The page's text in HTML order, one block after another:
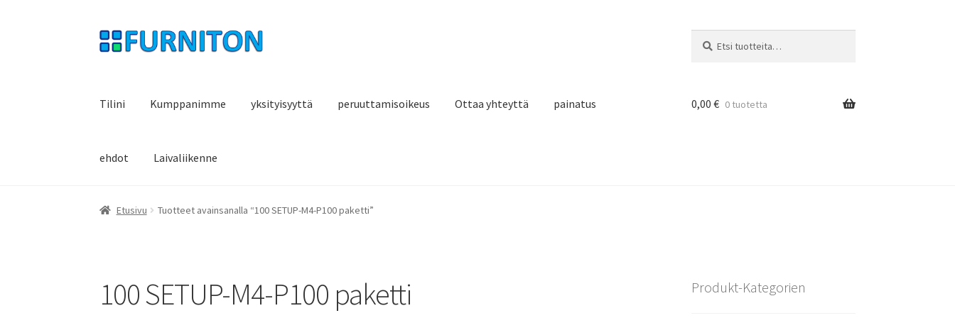
Siirry
navigointiin
Siirry
sisältöön
Tilini Kumppanimme yksityisyyttä peruuttamisoikeus Ottaa yhteyttä painatus
ehdot Laivaliikenne
0,00 € 0 tuotetta
Etusivu Tuotteet avainsanalla “100 SETUP-M4-P100 paketti”
100 SETUP-M4-P100 paketti Produkt-Kategorien